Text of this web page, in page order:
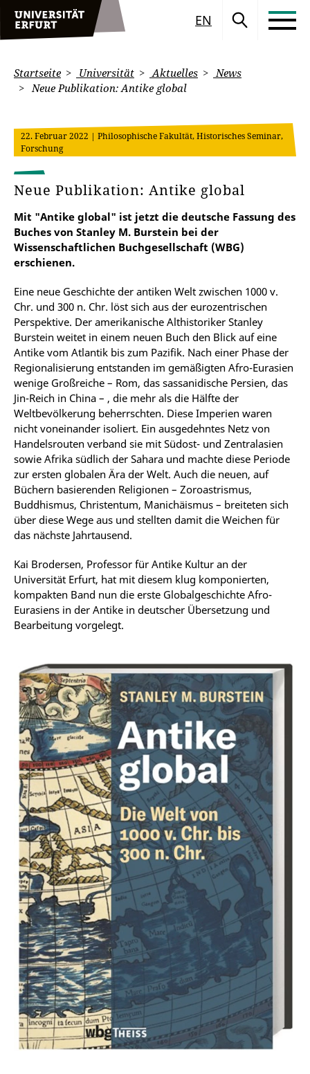
EN
Startseite Universität Aktuelles
News
Neue Publikation: Antike global
22. Februar 2022 | Philosophische Fakultät, Historisches Seminar,
Forschung
Neue Publikation: Antike global
Mit "Antike global" ist jetzt die deutsche Fassung des
Buches von Stanley M. Burstein bei der
Wissenschaftlichen Buchgesellschaft (WBG)
erschienen.
Eine neue Geschichte der antiken Welt zwischen 1000 v.
Chr. und 300 n. Chr. löst sich aus der eurozentrischen
Perspektive. Der amerikanische Althistoriker Stanley
Burstein weitet in einem neuen Buch den Blick auf eine
Antike vom Atlantik bis zum Pazifik. Nach einer Phase der
Regionalisierung entstanden im gemäßigten Afro-Eurasien
wenige Großreiche – Rom, das sassanidische Persien, das
Jin-Reich in China – , die mehr als die Hälfte der
Weltbevölkerung beherrschten. Diese Imperien waren
nicht voneinander isoliert. Ein ausgedehntes Netz von
Handelsrouten verband sie mit Südost- und Zentralasien
sowie Afrika südlich der Sahara und machte diese Periode
zur ersten globalen Ära der Welt. Auch die neuen, auf
Büchern basierenden Religionen – Zoroastrismus,
Buddhismus, Christentum, Manichäismus – breiteten sich
über diese Wege aus und stellten damit die Weichen für
das nächste Jahrtausend.
Kai Brodersen, Professor für Antike Kultur an der
Universität Erfurt, hat mit diesem klug komponierten,
kompakten Band nun die erste Globalgeschichte Afro-
Eurasiens in der Antike in deutscher Übersetzung und
Bearbeitung vorgelegt.